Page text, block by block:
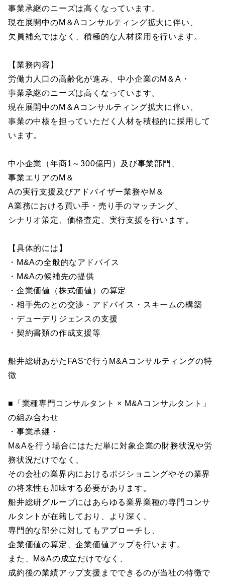
事業承継のニーズは高くなっています。
現在展開中のM＆Aコンサルティング拡大に伴い、
欠員補充ではなく、積極的な人材採用を行います。
【業務内容】
労働力人口の高齢化が進み、中小企業のM＆A・
事業承継のニーズは高くなっています。
現在展開中のM＆Aコンサルティング拡大に伴い、
事業の中核を担っていただく人材を積極的に採用して
います。
中小企業（年商1～300億円）及び事業部門、
事業エリアのM＆
Aの実行支援及びアドバイザー業務やM＆
A業務における買い手・売り手のマッチング、
シナリオ策定、価格査定、実行支援を行います。
【具体的には】
・M&Aの全般的なアドバイス
・M&Aの候補先の提供
・企業価値（株式価値）の算定
・相手先のとの交渉・アドバイス・スキームの構築
・デューデリジェンスの支援
・契約書類の作成支援等
船井総研あがたFASで行うM&Aコンサルティングの特
徴
■「業種専門コンサルタント × M&Aコンサルタント」
の組み合わせ
・事業承継・
M&Aを行う場合にはただ単に対象企業の財務状況や労
務状況だけでなく、
その会社の業界内におけるポジショニングやその業界
の将来性も加味する必要があります。
船井総研グループにはあらゆる業界業種の専門コンサ
ルタントが在籍しており、より深く、
専門的な部分に対してもアプローチし、
企業価値の算定、企業価値アップを行います。
また、M&Aの成立だけでなく、
成約後の業績アップ支援までできるのが当社の特徴で